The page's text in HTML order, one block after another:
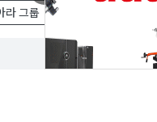
라 그룹